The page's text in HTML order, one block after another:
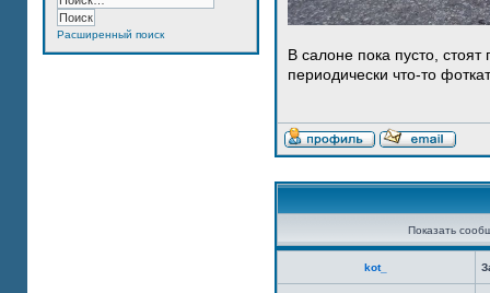
Расширенный поиск
В салоне пока пусто,
периодически что-то
Показать
kot_